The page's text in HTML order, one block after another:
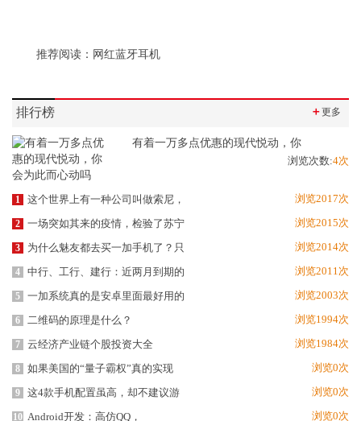
推荐阅读： 网红蓝牙耳机
排行榜 ＋更多
有着一万多点优惠的现代悦动，你
浏览次数:4次
1 这个世界上有一种公司叫做索尼， 浏览2017次
2 一场突如其来的疫情，检验了苏宁 浏览2015次
3 为什么魅友都去买一加手机了？只 浏览2014次
4 中行、工行、建行：近两月到期的 浏览2011次
5 一加系统真的是安卓里面最好用的 浏览2003次
6 二维码的原理是什么？ 浏览1994次
7 云经济产业链个股投资大全 浏览1984次
8 如果美国的“量子霸权”真的实现 浏览0次
9 这4款手机配置虽高，却不建议游 浏览0次
10 Android开发：高仿QQ， 浏览0次